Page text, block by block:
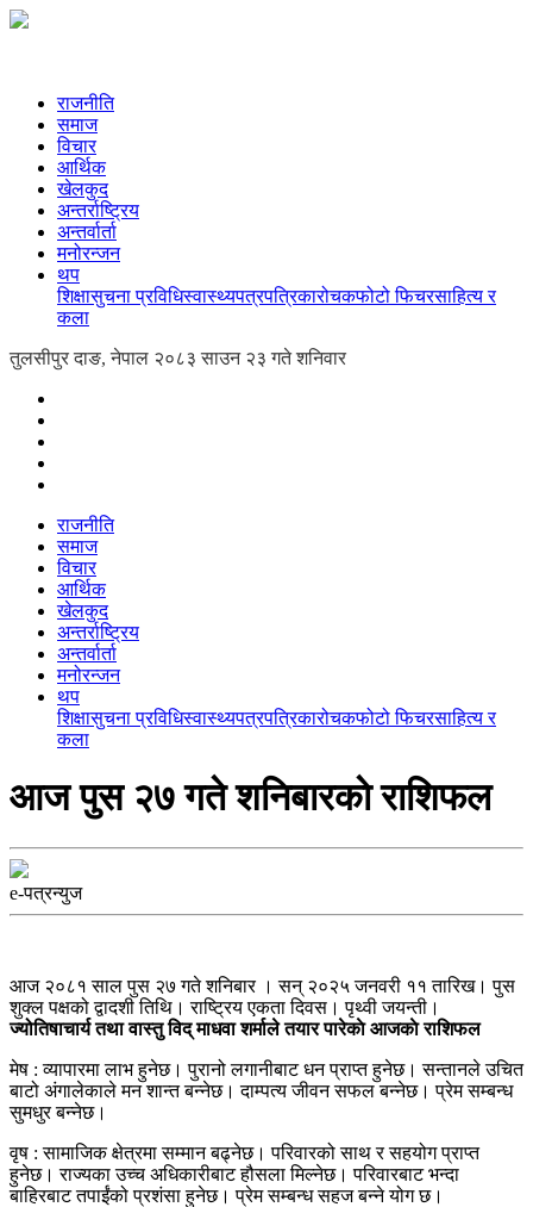
राजनीति
समाज
विचार
आर्थिक
खेलकुद
अन्तर्राष्ट्रिय
अन्तर्वार्ता
मनोरन्जन
थप
शिक्षासुचना प्रविधिस्वास्थ्यपत्रपत्रिकारोचकफोटो फिचरसाहित्य र
कला
तुलसीपुर दाङ, नेपाल २०८३ साउन २३ गते शनिवार
राजनीति
समाज
विचार
आर्थिक
खेलकुद
अन्तर्राष्ट्रिय
अन्तर्वार्ता
मनोरन्जन
थप
शिक्षासुचना प्रविधिस्वास्थ्यपत्रपत्रिकारोचकफोटो फिचरसाहित्य र
कला
आज पुस २७ गते शनिबारकाे राशिफल
e-पत्रन्युज
आज २०८१ साल पुस २७ गते शनिबार । सन् २०२५ जनवरी ११ तारिख। पुस
शुक्ल पक्षको द्वादशी तिथि। राष्ट्रिय एकता दिवस। पृथ्वी जयन्ती।
ज्योतिषाचार्य तथा वास्तु विद् माधवा शर्माले तयार पारेकाे आजकाे राशिफल
मेष : व्यापारमा लाभ हुनेछ। पुरानो लगानीबाट धन प्राप्त हुनेछ। सन्तानले उचित
बाटो अंगालेकाले मन शान्त बन्नेछ। दाम्पत्य जीवन सफल बन्नेछ। प्रेम सम्बन्ध
सुमधुर बन्नेछ।
वृष : सामाजिक क्षेत्रमा सम्मान बढ्नेछ। परिवारको साथ र सहयोग प्राप्त
हुनेछ। राज्यका उच्च अधिकारीबाट हौसला मिल्नेछ। परिवारबाट भन्दा
बाहिरबाट तपाईंको प्रशंसा हुनेछ। प्रेम सम्बन्ध सहज बन्ने योग छ।